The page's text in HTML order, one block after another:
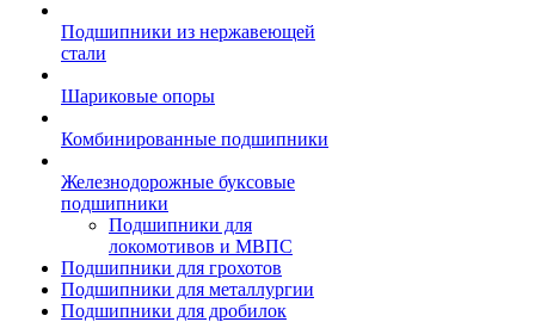
Подшипники из нержавеющей
стали
Шариковые опоры
Комбинированные подшипники
Железнодорожные буксовые
подшипники
Подшипники для
локомотивов и МВПС
Подшипники для грохотов
Подшипники для металлургии
Подшипники для дробилок